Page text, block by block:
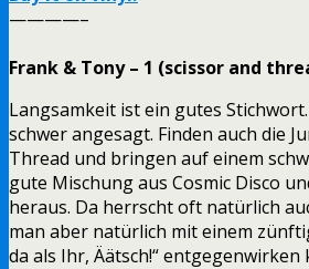
————–
Frank & Tony – 1 (scissor and
Langsamkeit ist ein gutes
schwer angesagt. Finden auch die
Thread und bringen auf einem
gute Mischung aus Cosmic Disco
heraus. Da herrscht oft natürlich
man aber natürlich mit einem
da als Ihr, Äätsch!“ entgegenwirken